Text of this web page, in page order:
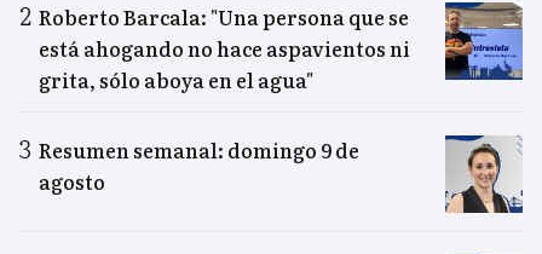
Roberto Barcala: "Una persona que se
está ahogando no hace aspavientos ni
grita, sólo aboya en el agua"
Resumen semanal: domingo 9 de
agosto